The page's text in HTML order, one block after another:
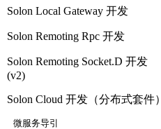
Solon Local Gateway 开发
Solon Remoting Rpc 开发
Solon Remoting Socket.D 开发
(v2)
Solon Cloud 开发（分布式套件）
微服务导引